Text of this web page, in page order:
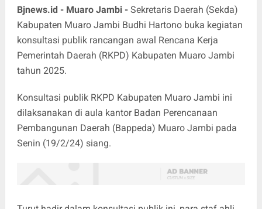
Bjnews.id - Muaro Jambi -Sekretaris Daerah (Sekda)
Kabupaten Muaro Jambi Budhi Hartono buka kegiatan
konsultasi publik rancangan awal Rencana Kerja
Pemerintah Daerah (RKPD) Kabupaten Muaro Jambi
tahun 2025.
Konsultasi publik RKPD Kabupaten Muaro Jambi ini
dilaksanakan di aula kantor Badan Perencanaan
Pembangunan Daerah (Bappeda) Muaro Jambi pada
Senin (19/2/24) siang.